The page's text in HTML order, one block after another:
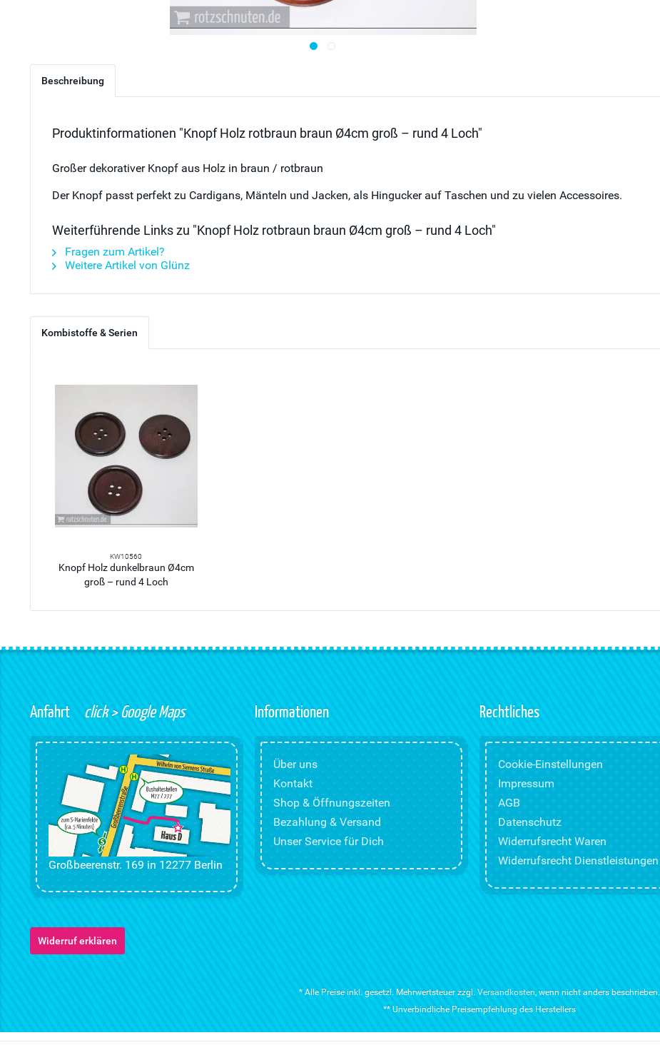
Beschreibung
Produktinformationen "Knopf Holz rotbraun braun Ø4cm groß – rund 4 Loch"
Großer dekorativer Knopf aus Holz in braun / rotbraun
Der Knopf passt perfekt zu Cardigans, Mänteln und Jacken, als Hingucker auf Taschen und zu vielen Accessoires.
Weiterführende Links zu "Knopf Holz rotbraun braun Ø4cm groß – rund 4 Loch"
Fragen zum Artikel?
Weitere Artikel von Glünz
Kombistoffe & Serien
KW10560
Knopf Holz dunkelbraun Ø4cm
groß – rund 4 Loch
Anfahrt click > Google Maps
Großbeerenstr. 169 in 12277 Berlin
Informationen
Über uns
Kontakt
Shop & Öffnungszeiten
Bezahlung & Versand
Unser Service für Dich
Rechtliches
Cookie-Einstellungen
Impressum
AGB
Datenschutz
Widerrufsrecht Waren
Widerrufsrecht Dienstleistungen
Widerruf erklären
* Alle Preise inkl. gesetzl. Mehrwertsteuer zzgl. Versandkosten, wenn nicht anders beschrieben.
** Unverbindliche Preisempfehlung des Herstellers